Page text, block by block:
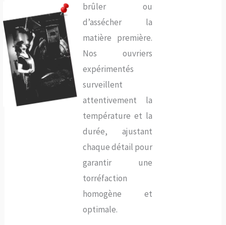
brûler ou
d’assécher la
matière première.
Nos ouvriers
expérimentés
surveillent
attentivement la
température et la
durée, ajustant
chaque détail pour
garantir une
torréfaction
homogène et
optimale.